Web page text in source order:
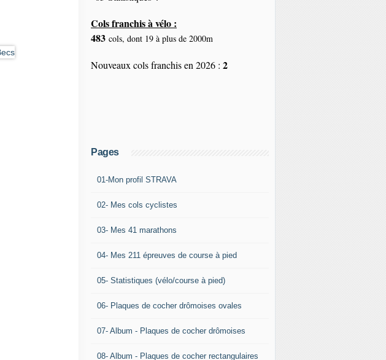
Cols franchis à vélo :
483 cols, dont 19 à plus de 2000m
Nouveaux cols franchis en 2026 : 2
Pages
01-Mon profil STRAVA
02- Mes cols cyclistes
03- Mes 41 marathons
04- Mes 211 épreuves de course à pied
05- Statistiques (vélo/course à pied)
06- Plaques de cocher drômoises ovales
07- Album - Plaques de cocher drômoises
08- Album - Plaques de cocher rectangulaires